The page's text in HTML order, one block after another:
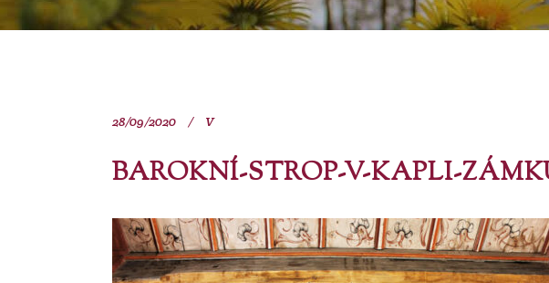
28/09/2020 V
BAROKNÍ-STROP-V-KAPLI-